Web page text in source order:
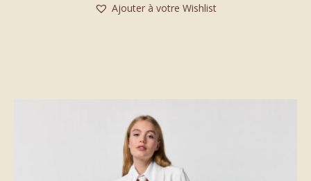
Ajouter à votre Wishlist